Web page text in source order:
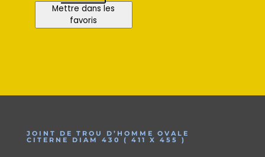
Mettre dans les
favoris
JOINT DE TROU D’HOMME OVALE
CITERNE DIAM 430 ( 411 X 455 )